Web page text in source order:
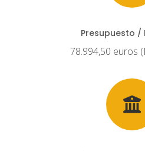
Presupuesto /
78.994,50 euros